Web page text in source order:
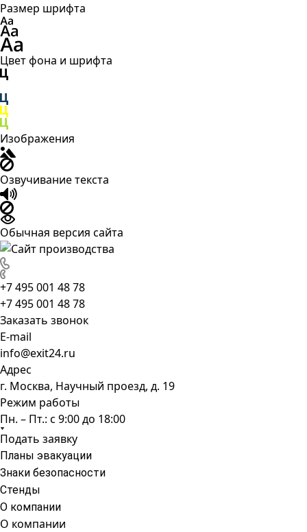
Размер шрифта
Цвет фона и шрифта
Изображения
Озвучивание текста
Обычная версия сайта
+7 495 001 48 78
+7 495 001 48 78
Заказать звонок
E-mail
info@exit24.ru
Адрес
г. Москва, Научный проезд, д. 19
Режим работы
Пн. – Пт.: с 9:00 до 18:00
Подать заявку
Планы эвакуации
Знаки безопасности
Стенды
О компании
О компании